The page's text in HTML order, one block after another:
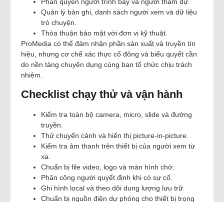
Quản lý bản ghi, danh sách người xem và dữ liệu
trò chuyện.
Thỏa thuận bảo mật với đơn vị kỹ thuật.
ProMedia có thể đảm nhận phần sản xuất và truyền tín
hiệu, nhưng cơ chế xác thực cổ đông và biểu quyết cần
do nền tảng chuyên dụng cùng ban tổ chức chịu trách
nhiệm.
Checklist chạy thử và vận hành
Kiểm tra toàn bộ camera, micro, slide và đường
truyền.
Thử chuyển cảnh và hiển thị picture-in-picture.
Kiểm tra âm thanh trên thiết bị của người xem từ
xa.
Chuẩn bị file video, logo và màn hình chờ.
Phân công người quyết định khi có sự cố.
Ghi hình local và theo dõi dung lượng lưu trữ.
Chuẩn bị nguồn điện dự phòng cho thiết bị trọng